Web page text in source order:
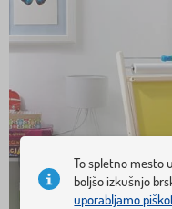
To spletno mesto
boljšo izkušnjo
uporabljamo